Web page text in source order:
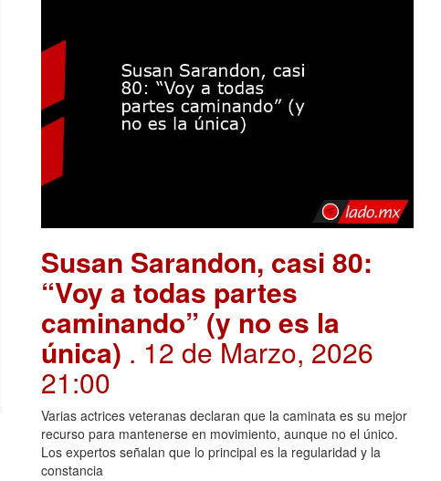
Susan Sarandon, casi 80:
“Voy a todas partes
caminando” (y no es la
única) . 12 de Marzo, 2026
21:00
Varias actrices veteranas declaran que la caminata es su mejor
recurso para mantenerse en movimiento, aunque no el único.
Los expertos señalan que lo principal es la regularidad y la
constancia